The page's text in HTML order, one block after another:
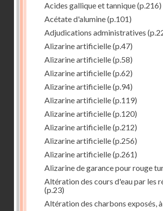
Acides gallique et tannique(p.216)
Acétate d'alumine(p.101)
Adjudications administratives
Alizarine artificielle(p.47)
Alizarine artificielle(p.58)
Alizarine artificielle(p.62)
Alizarine artificielle(p.94)
Alizarine artificielle(p.119)
Alizarine artificielle(p.120)
Alizarine artificielle(p.212)
Alizarine artificielle(p.256)
Alizarine artificielle(p.261)
Alizarine de garance pour rouge
Altération des cours d'eau par les
(p.23)
Altération des charbons exposés,